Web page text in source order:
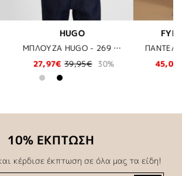
HATTON
ΠΑΝΤΕΛΟΝΙ FYNCH-HATTON - 997-BLACK
50%
SHOES LES DEUX - 201201 WHITE
81,00€
40%
10% ΕΚΠΤΩΣΗ
κέρδισε έκπτωση σε όλα μας τα είδη!